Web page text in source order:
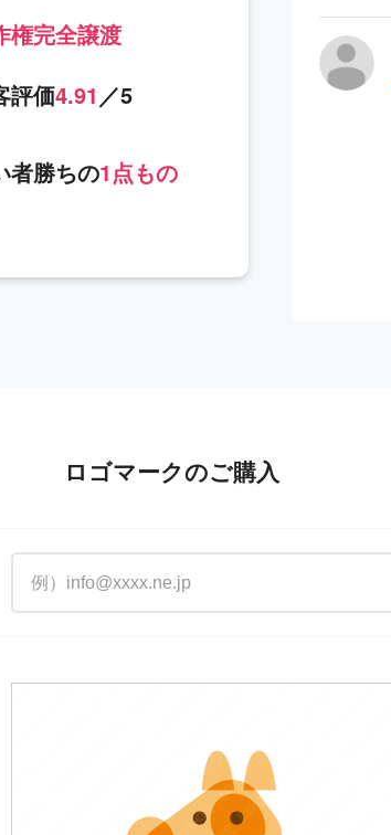
権完全譲渡
評価4.91 ／5
者勝ちの1点もの
ロゴマークのご購入